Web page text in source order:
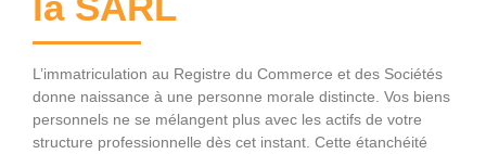
L’immatriculation au Registre du Commerce et des Sociétés
donne naissance à une personne morale distincte. Vos biens
personnels ne se mélangent plus avec les actifs de votre
structure professionnelle dès cet instant. Cette étanchéité